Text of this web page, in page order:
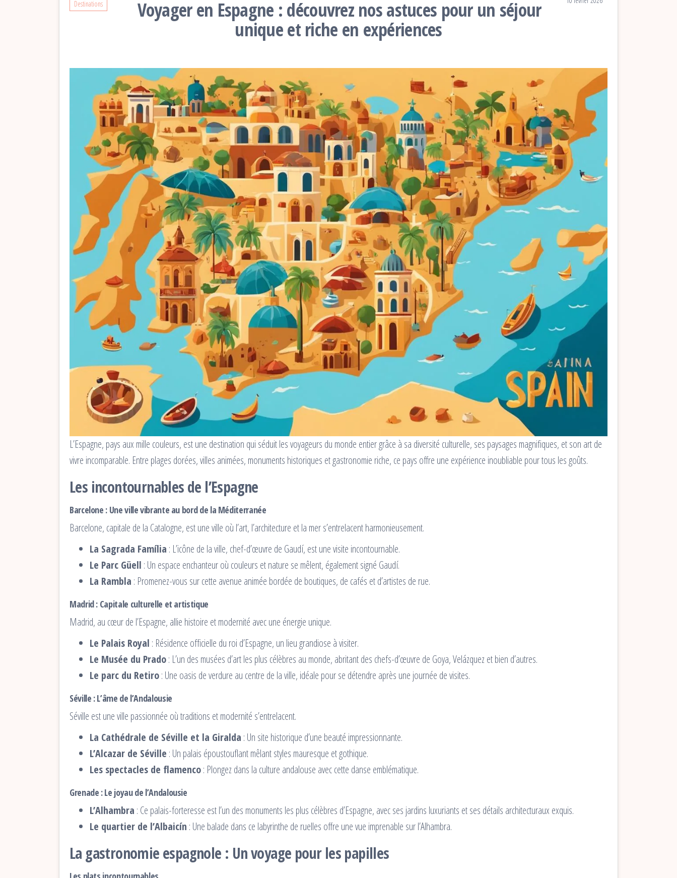
Destinations Voyager en Espagne : découvrez nos astuces pour un séjour
unique et riche en expériences
L’Espagne, pays aux mille couleurs, est une destination qui séduit les voyageurs du monde entier grâce à sa diversité culturelle, ses paysages magnifiques, et son art de
vivre incomparable. Entre plages dorées, villes animées, monuments historiques et gastronomie riche, ce pays offre une expérience inoubliable pour tous les goûts.
Les incontournables de l’Espagne
Barcelone : Une ville vibrante au bord de la Méditerranée
Barcelone, capitale de la Catalogne, est une ville où l’art, l’architecture et la mer s’entrelacent harmonieusement.
La Sagrada Família : L’icône de la ville, chef-d’œuvre de Gaudí, est une visite incontournable.
Le Parc Güell : Un espace enchanteur où couleurs et nature se mêlent, également signé Gaudí.
La Rambla : Promenez-vous sur cette avenue animée bordée de boutiques, de cafés et d’artistes de rue.
Madrid : Capitale culturelle et artistique
Madrid, au cœur de l’Espagne, allie histoire et modernité avec une énergie unique.
Le Palais Royal : Résidence officielle du roi d’Espagne, un lieu grandiose à visiter.
Le Musée du Prado: L’un des musées d’art les plus célèbres au monde, abritant des chefs-d’œuvre de Goya, Velázquez et bien d’autres.
Le parc du Retiro: Une oasis de verdure au centre de la ville, idéale pour se détendre après une journée de visites.
Séville : L’âme de l’Andalousie
Séville est une ville passionnée où traditions et modernité s’entrelacent.
La Cathédrale de Séville et la Giralda : Un site historique d’une beauté impressionnante.
L’Alcazar de Séville : Un palais époustouflant mêlant styles mauresque et gothique.
Les spectacles de flamenco: Plongez dans la culture andalouse avec cette danse emblématique.
Grenade : Le joyau de l’Andalousie
L’Alhambra : Ce palais-forteresse est l’un des monuments les plus célèbres d’Espagne, avec ses jardins luxuriants et ses détails architecturaux exquis.
Le quartier de l’Albaicín : Une balade dans ce labyrinthe de ruelles offre une vue imprenable sur l’Alhambra.
La gastronomie espagnole : Un voyage pour les papilles